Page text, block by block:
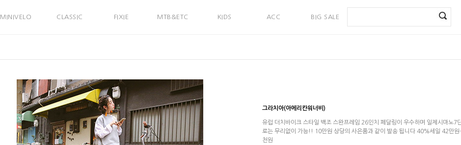
MINIVELO CLASSIC FIXIE MTB&ETC KIDS ACC BIG SALE
그라치아(아메리칸워너비)
유럽 더치바이크 스타일 백조 스완프레임 26인치 페달링이 우수하며 일제시마노7
로는 무리없이 가능!! 10만원 상당의 사은품과 같이 발송 됩니다 40%세일 42만
천원